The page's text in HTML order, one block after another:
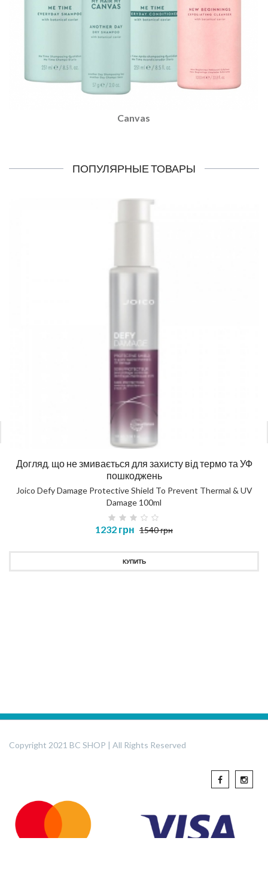
Canvas
ПОПУЛЯРНЫЕ ТОВАРЫ
Догляд, що не змивається для захисту від термо та УФ
пошкоджень
Joico Defy Damage Protective Shield To Prevent Thermal & UV
Damage 100ml
1232 грн 1540 грн
КУПИТЬ
Copyright 2021 BC SHOP | All Rights Reserved